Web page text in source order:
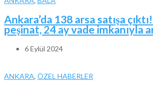
Ankara’da 138 arsa satışa
peşinat, 24 ay vade imkanıyla
6 Eylül 2024
ANKARA, ÖZEL HABERLER